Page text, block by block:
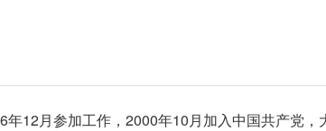
12月参加工作，2000年10月加入中国共产党，